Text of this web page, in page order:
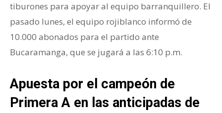
tiburones para apoyar al equipo barranquillero. El
pasado lunes, el equipo rojiblanco informó de
10.000 abonados para el partido ante
Bucaramanga, que se jugará a las 6:10 p.m.
Apuesta por el campeón de
Primera A en las anticipadas de